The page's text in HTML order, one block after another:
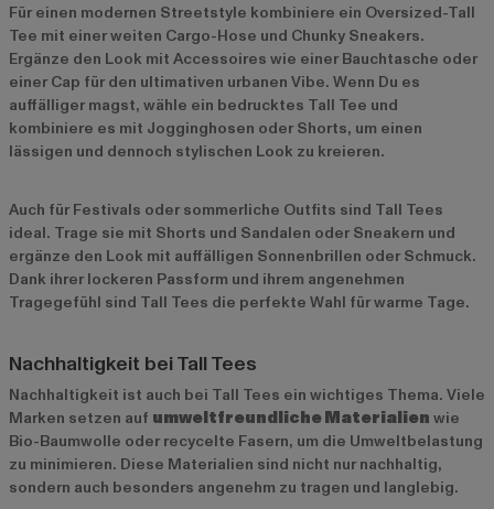
Für einen modernen Streetstyle kombiniere ein Oversized-Tall
Tee mit einer weiten Cargo-Hose und Chunky Sneakers.
Ergänze den Look mit Accessoires wie einer Bauchtasche oder
einer Cap für den ultimativen urbanen Vibe. Wenn Du es
auffälliger magst, wähle ein bedrucktes Tall Tee und
kombiniere es mit Jogginghosen oder Shorts, um einen
lässigen und dennoch stylischen Look zu kreieren.
Auch für Festivals oder sommerliche Outfits sind Tall Tees
ideal. Trage sie mit Shorts und Sandalen oder Sneakern und
ergänze den Look mit auffälligen Sonnenbrillen oder Schmuck.
Dank ihrer lockeren Passform und ihrem angenehmen
Tragegefühl sind Tall Tees die perfekte Wahl für warme Tage.
Nachhaltigkeit bei Tall Tees
Nachhaltigkeit ist auch bei Tall Tees ein wichtiges Thema. Viele
Marken setzen auf umweltfreundliche Materialien wie
Bio-Baumwolle oder recycelte Fasern, um die Umweltbelastung
zu minimieren. Diese Materialien sind nicht nur nachhaltig,
sondern auch besonders angenehm zu tragen und langlebig.